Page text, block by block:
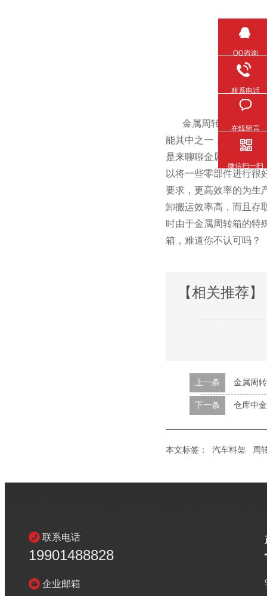
金属周转箱在企业当中
能其中之一，在仓库
是来聊聊金属周转箱在
以将一些零部件进行很
要求，更高效率的为生
卸搬运效率高，而且存
时由于金属周转箱的特殊
箱，难道你不认可吗？
【相关推荐】
上一条 金属周
下一条 仓库中
本文标签： 汽车料架 周
联系电话
19901488828
企业邮箱
QQ咨询
联系电话
在线留言
微信扫一扫